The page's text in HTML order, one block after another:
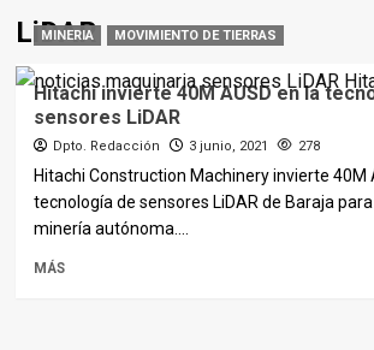
LiDAR
MINERIA MOVIMIENTO DE TIERRAS
Hitachi invierte 40M AUSD en la
sensores LiDAR
Dpto. Redacción 3 junio, 2021 278
Hitachi Construction Machinery invierte 40M
tecnología de sensores LiDAR de Baraja
minería autónoma....
MÁS